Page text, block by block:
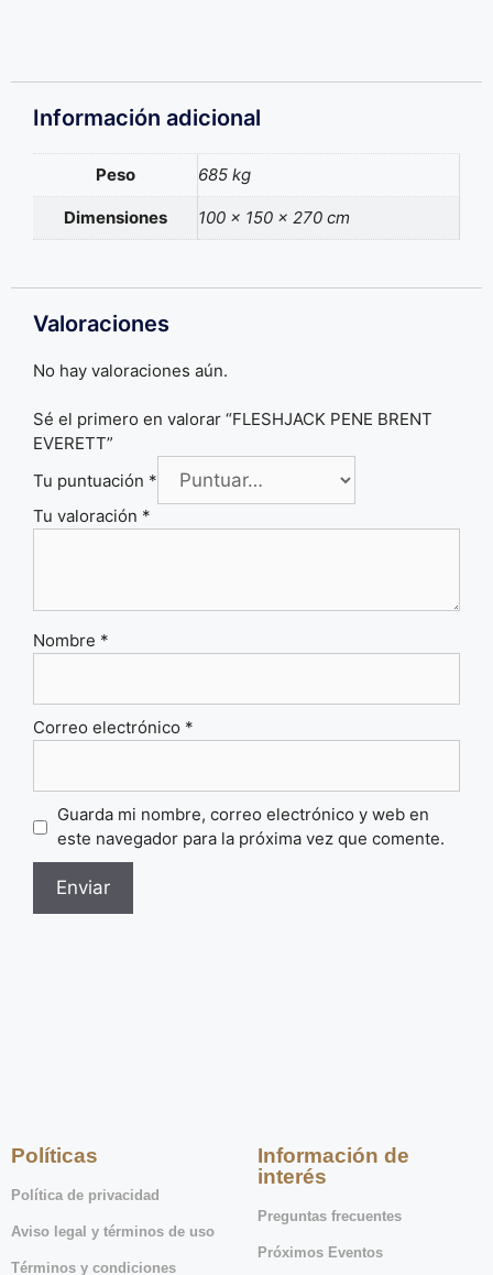
Información adicional
Peso 685 kg
Dimensiones 100 × 150 × 270 cm
Valoraciones
No hay valoraciones aún.
Sé el primero en valorar “FLESHJACK PENE BRENT
EVERETT”
Tu puntuación *
Tu valoración *
Nombre *
Correo electrónico *
Guarda mi nombre, correo electrónico y web en
este navegador para la próxima vez que comente.
Políticas
Política de privacidad
Aviso legal y términos de uso
Términos y condiciones
Información de
interés
Preguntas frecuentes
Próximos Eventos